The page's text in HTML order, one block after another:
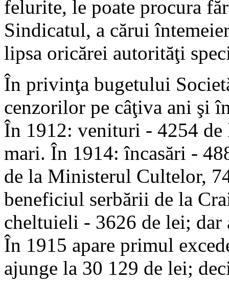
felurite, le poate procura
Sindicatul, a cărui
lipsa oricărei autorităţi
În privinţa bugetului
cenzorilor pe câţiva ani şi
În 1912: venituri - 4254
mari. În 1914: încasări -
de la Ministerul Cultelor,
beneficiul serbării de la
cheltuieli - 3626 de lei; dar
În 1915 apare primul
ajunge la 30 129 de lei;